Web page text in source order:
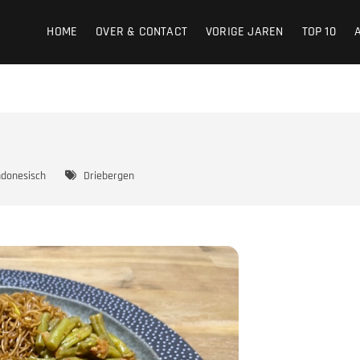
HOME OVER & CONTACT VORIGE JAREN TOP 10
Driebergen